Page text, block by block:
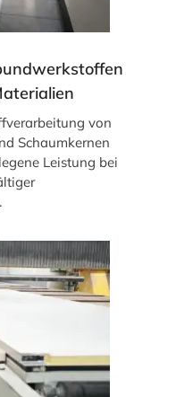
von
Schaumkernen
Leistung bei